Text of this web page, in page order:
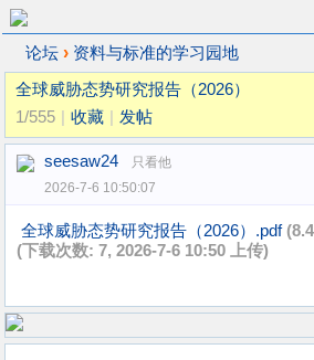
论坛 › 资料与标准的学习园地
全球威胁态势研究报告（2026）
1/555
收藏 发帖
seesaw24
只看他
2026-7-6 10:50:07
全球威胁态势研究报告（2026）.pdf
(下载次数: 7, 2026-7-6 10:50 上传)